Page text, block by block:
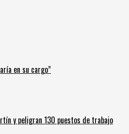
en su cargo”
y peligran 130 puestos de trabajo